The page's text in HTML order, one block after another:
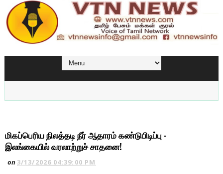
மிகப்பெரிய நிலத்தடி நீர் ஆதாரம் கண்டுபிடிப்பு -
இலங்கையில் வரலாற்றுச் சாதனை!
on3/13/2026 04:39:00 PM